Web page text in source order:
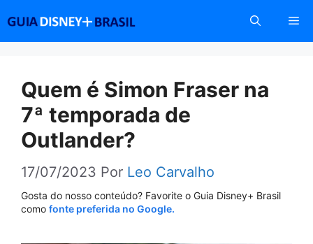
conteúdo
Quem é Simon Fraser na
7ª temporada de
Outlander?
17/07/2023 Por Leo Carvalho
Gosta do nosso conteúdo? Favorite o Guia Disney+ Brasil
como fonte preferida no Google.